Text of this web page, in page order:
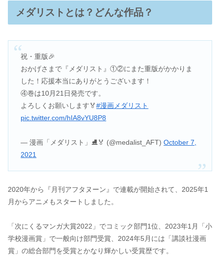
メダリストとは？どんな作品？
祝・重版🎉
おかげさまで『メダリスト』①②にまた重版がかかりま
した！応援本当にありがとうございます！
④巻は10月21日発売です。
よろしくお願いします🏅#漫画メダリスト
pic.twitter.com/hIA8vYU8P8
— 漫画「メダリスト」⛸🏅 (@medalist_AFT)October 7,
2021
2020年から『月刊アフタヌーン』で連載が開始されて、2025年1
月からアニメもスタートしました。
「次にくるマンガ大賞2022」でコミック部門1位、2023年1月「小
学校漫画賞」で一般向け部門受賞、2024年5月には「講談社漫画
賞」の総合部門を受賞とかなり輝かしい受賞歴です。